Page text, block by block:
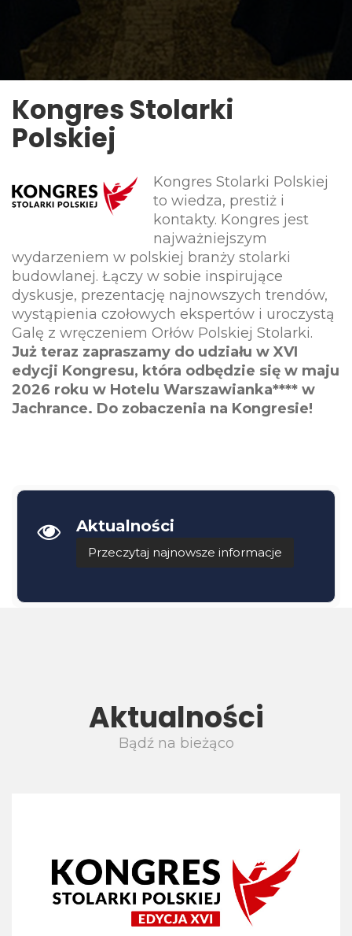
Kongres Stolarki
Polskiej
Kongres Stolarki Polskiej
to wiedza, prestiż i
kontakty. Kongres jest
najważniejszym
wydarzeniem w polskiej branży stolarki
budowlanej. Łączy w sobie inspirujące
dyskusje, prezentację najnowszych trendów,
wystąpienia czołowych ekspertów i uroczystą
Galę z wręczeniem Orłów Polskiej Stolarki.
Już teraz zapraszamy do udziału w XVI
edycji Kongresu, która odbędzie się w maju
2026 roku w Hotelu Warszawianka**** w
Jachrance. Do zobaczenia na Kongresie!
Aktualności
Przeczytaj najnowsze informacje
Aktualności
Bądź na bieżąco